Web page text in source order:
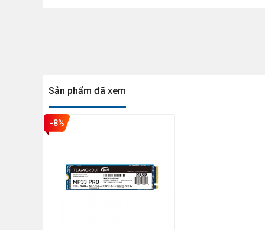
Sản phẩm đã xem
-8%